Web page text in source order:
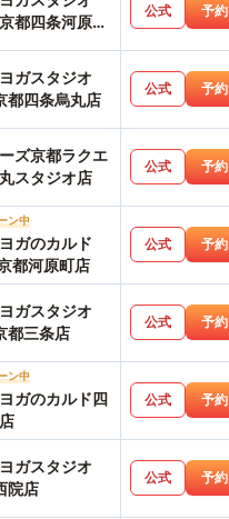
都四条河原町
公式 予約
ガスタジオ
都四条烏丸店
公式 予約
ズ京都ラクエ
スタジオ店
公式 予約
ン中
ガのカルド
都河原町店
公式 予約
ガスタジオ
都三条店
公式 予約
ン中
ガのカルド四
公式 予約
ガスタジオ
院店
公式 予約